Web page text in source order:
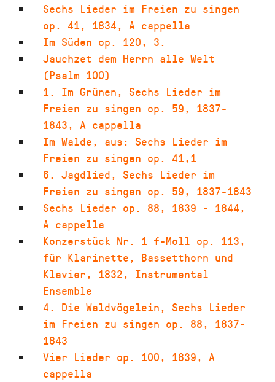
Sechs Lieder im Freien zu singen
op. 41, 1834, A cappella
Im Süden op. 120, 3.
Jauchzet dem Herrn alle Welt
(Psalm 100)
1. Im Grünen, Sechs Lieder im
Freien zu singen op. 59, 1837-
1843, A cappella
Im Walde, aus: Sechs Lieder im
Freien zu singen op. 41,1
6. Jagdlied, Sechs Lieder im
Freien zu singen op. 59, 1837-1843
Sechs Lieder op. 88, 1839 - 1844,
A cappella
Konzerstück Nr. 1 f-Moll op. 113,
für Klarinette, Bassetthorn und
Klavier, 1832, Instrumental
Ensemble
4. Die Waldvögelein, Sechs Lieder
im Freien zu singen op. 88, 1837-
1843
Vier Lieder op. 100, 1839, A
cappella